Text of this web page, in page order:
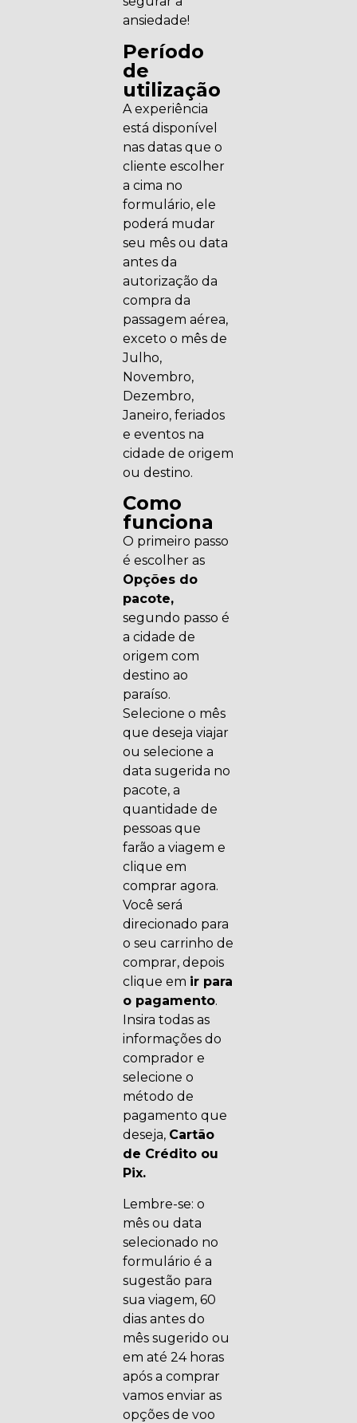
ansiedade!
Período
de
utilização
A experiência
está disponível
nas datas que o
cliente escolher
a cima no
formulário, ele
poderá mudar
seu mês ou data
antes da
autorização da
compra da
passagem aérea,
exceto o mês de
Julho,
Novembro,
Dezembro,
Janeiro, feriados
e eventos na
cidade de origem
ou destino.
Como
funciona
O primeiro passo
é escolher as
Opções do
pacote,
segundo passo é
a cidade de
origem com
destino ao
paraíso.
Selecione o mês
que deseja viajar
ou selecione a
data sugerida no
pacote, a
quantidade de
pessoas que
farão a viagem e
clique em
comprar agora.
Você será
direcionado para
o seu carrinho de
comprar, depois
clique em ir para
o pagamento.
Insira todas as
informações do
comprador e
selecione o
método de
pagamento que
deseja, Cartão
de Crédito ou
Pix.
Lembre-se: o
mês ou data
selecionado no
formulário é a
sugestão para
sua viagem, 60
dias antes do
mês sugerido ou
em até 24 horas
após a comprar
vamos enviar as
opções de voo